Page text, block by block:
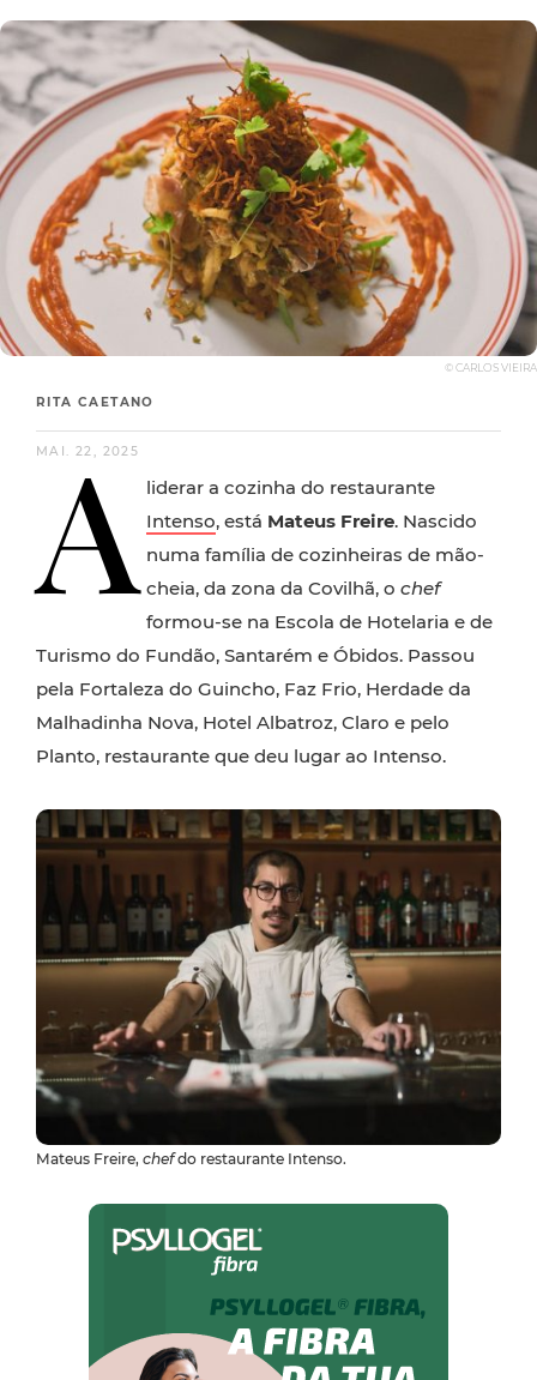
© CARLOS VIEIRA
RITA CAETANO
MAI. 22, 2025
A liderar a cozinha do restaurante
Intenso, está Mateus Freire. Nascido
numa família de cozinheiras de mão-
cheia, da zona da Covilhã, o chef
formou-se na Escola de Hotelaria e de
Turismo do Fundão, Santarém e Óbidos. Passou
pela Fortaleza do Guincho, Faz Frio, Herdade da
Malhadinha Nova, Hotel Albatroz, Claro e pelo
Planto, restaurante que deu lugar ao Intenso.
Mateus Freire, chefdo restaurante Intenso.